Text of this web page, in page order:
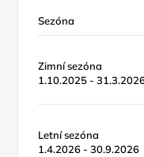
Sezóna
Zimní sezóna
1.10.2025 -
Letní sezóna
1.4.2026 - 30.9.2026